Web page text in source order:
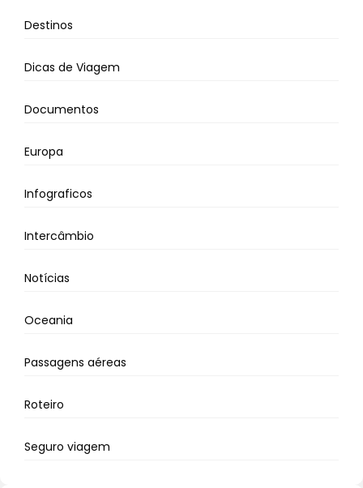
Destinos
Dicas de Viagem
Documentos
Europa
Infograficos
Intercâmbio
Notícias
Oceania
Passagens aéreas
Roteiro
Seguro viagem